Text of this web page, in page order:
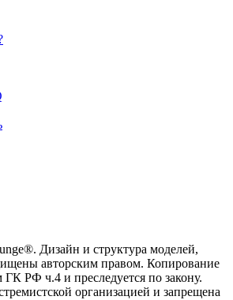
Дизайн и структура моделей,
авторским правом. Копирование
ГК РФ ч.4 и преследуется по закону.
организацией и запрещена